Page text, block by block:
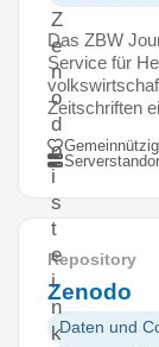
Z
e
n
o
d
o
i
s
t
e
i
n
k
Das ZBW
Service für
Zeitschriften
Repository
Zenodo
Daten und